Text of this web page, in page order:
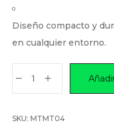
Diseño compacto y
en cualquier entorno.
SKU: MTMT04